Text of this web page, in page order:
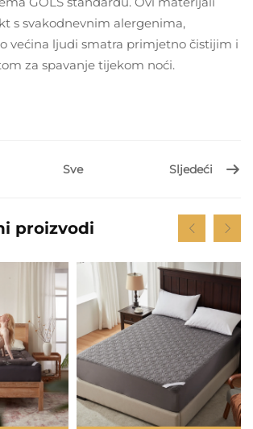
s svakodnevnim alergenima,
većina ljudi smatra primjetno čistijim i
za spavanje tijekom noći.
Sve Sljedeći
proizvodi